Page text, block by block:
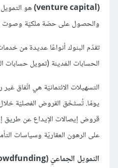
(venture capital)
هو
والحصول على حصّة ملكيّة وصوت في
تقدّم البنوك أنواعًا عديدة من
الحسابات المَدينة (تمويل
قروض إيصالات الإيداع عن طريق
على الرهون العقاريّة وسياسات
التمويل الجماعيّ (crowdfunding)